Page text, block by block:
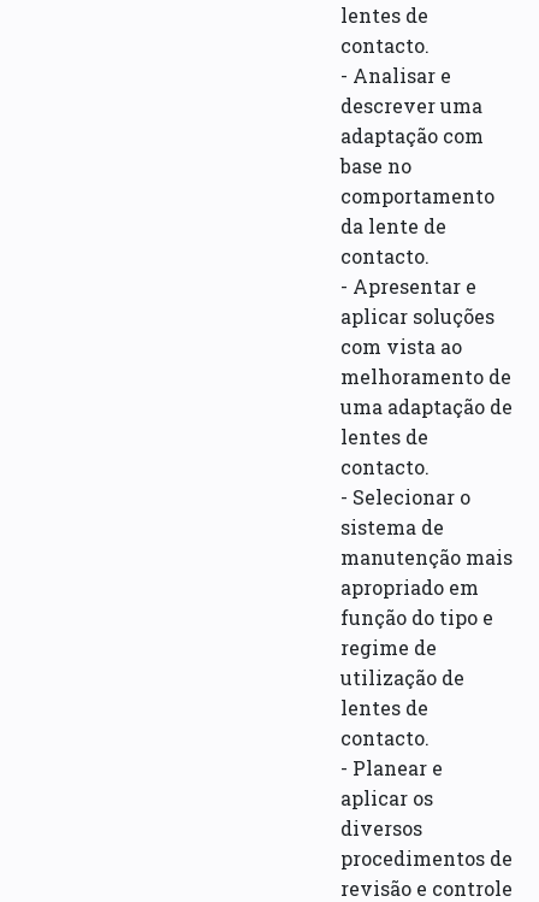
lentes de
contacto.
- Analisar e
descrever uma
adaptação com
base no
comportamento
da lente de
contacto.
- Apresentar e
aplicar soluções
com vista ao
melhoramento de
uma adaptação de
lentes de
contacto.
- Selecionar o
sistema de
manutenção mais
apropriado em
função do tipo e
regime de
utilização de
lentes de
contacto.
- Planear e
aplicar os
diversos
procedimentos de
revisão e controle